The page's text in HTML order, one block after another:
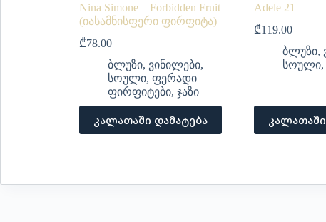
Nina Simone – Forbidden Fruit
(იასამნისფერი ფირფიტა)
₾78.00
ბლუზი, ვინილები,
სოული, ფერადი
ფირფიტები, ჯაზი
კალათაში დამატება
Adele 21
₾119.00
ბლუზი,
სოული,